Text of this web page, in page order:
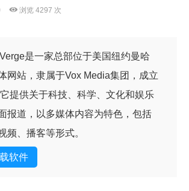
浏览 4297 次
是一家总部位于美国纽约曼哈
网站，隶属于Vox Media集团，成立
提供关于科技、科学、文化和娱乐
报道，以多媒体内容为特色，包括
频、播客等形式。
软件